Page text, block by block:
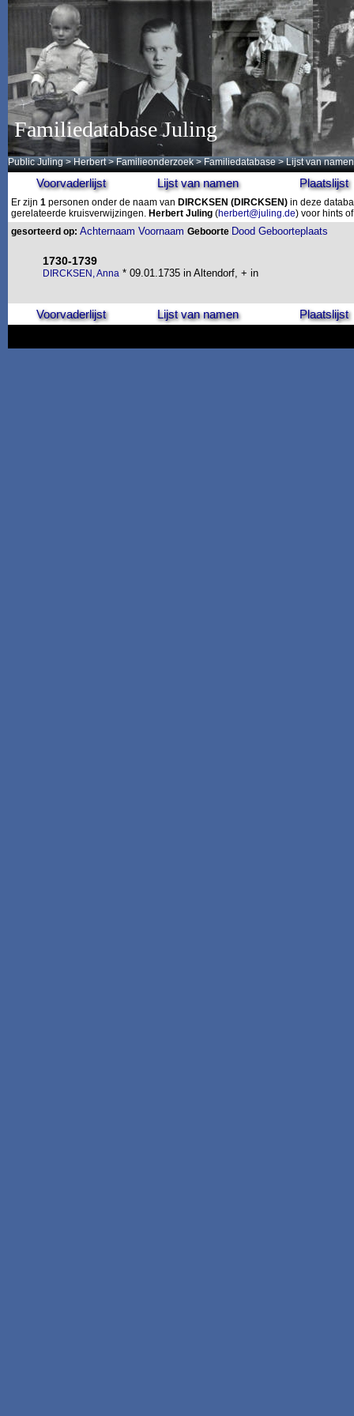
Familiedatabase Juling
Public Juling >Herbert >Familieonderzoek >Familiedatabase > Lijst van namen
Voorvaderlijst Lijst van namen Plaatslijst
Er zijn 1 personen onder de naam van DIRCKSEN (DIRCKSEN) in deze
gerelateerde kruisverwijzingen. Herbert Juling (herbert@juling.de) voor hints
gesorteerd op: Achternaam Voornaam Geboorte Dood Geboorteplaats
1730-1739
DIRCKSEN, Anna * 09.01.1735 in Altendorf, + in
Voorvaderlijst Lijst van namen Plaatslijst